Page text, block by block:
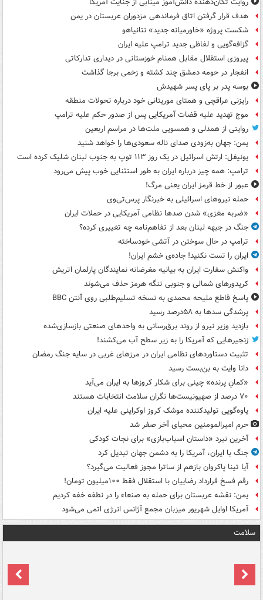
هدف قرار گرفتن اتاق‌ فرماندهی مزدوران عربستان در یمن
شکست پروژه «خاورمیانه جدید» نتانیاهو
گزافه‌گویی و لفاظی جدید ترامپ علیه ایران
پیروزی استقلال مقابل همنام خوزستانی در دیداری تدارکاتی
انفجار در حومه دمشق چند کشته و زخمی برجا گذاشت
بوسه‌ پدر بر پای پسر شهیدش
رایزنی عراقچی و همتای موریتانی خود درباره تحولات منطقه
موج تهدید علیه قضات آمریکایی پس از صدور حکم علیه ترامپ
روایتی از همدلی و همسویی ملت‌ها در مراسم اربعین
یمن: جهان به‌زودی صدای ناله سعودی‌ها را خواهد شنید
یونیفل: ارتش اسرائیل در یک روز ۱۱۳ توپ به جنوب لبنان شلیک کرده است
ترامپ: همه چیز درباره ایران به طور استثنایی خوب پیش می‌رود
عبور از خط قرمز ایران یعنی مرگ!
حمله نیروهای اسرائیلی به خبرنگار پرس‌تی‌وی
«ضربه مغزی» شدن صدها نظامی آمریکایی در حملات ایران
جنگ در جبهه لبنان بعد از تفاهم‌نامه چه تغییری کرده؟
ترامپ در حال سوختن در آتشی خودساخته
ایران را تست نکنید! جاده‌ی خشم ایران!
واکنش سفارت ایران به بیانیه مغرضانه نمایندگان پارلمان اتریش
کریدورهای شمالی و جنوبی تنگه هرمز حذف می‌شوند
پاسخ قاطع ملیحه محمدی به نسخه تسلیم‌طلبی روی آنتن BBC
پرشدگی سدها به ۵۸درصد رسید
بازدید وزیر نیرو از روند برق‌رسانی به واحدهای صنعتی بازسازی‌شده
زنجیرهایی که آمریکا را به زیر سطح آب می‌کشند!
تثبیت دستاوردهای نظامی ایران در مرزهای غربی در سایه جنگ رمضان
دانا وایت به بن‌بست رسید
«کمانِ پرنده» چینی برای شکار کروزها به ایران می‌آید
۷۰ درصد از صهیونیست‌ها نگران سلامت انتخابات هستند
یاوه‌گویی تولیدکننده موشک کروز اوکراینی علیه ایران
حرم امیرالمومنین محیای آخر صفر شد
آخرین نبرد «داستان اسباب‌بازی» برای نجات کودکی
جنگ با ایران، آمریکا را به دشمن جهان تبدیل کرد
آیا تینا پاکروان بازهم از ساترا مجوز فعالیت می‌گیرد؟
رقم فسخ قرارداد رضاییان با استقلال فقط ۱۰۰میلیون تومان!
یمن: نقشه عربستان برای حمله به صنعاء را در نطفه خفه کردیم
آمریکا اوایل شهریور میزبان مجمع آژانس انرژی اتمی می‌شود
سلامت